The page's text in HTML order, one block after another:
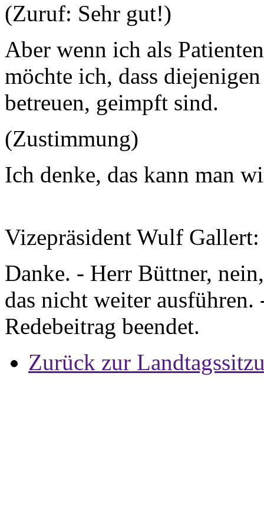
(Zuruf: Sehr gut!)
Aber wenn ich als
möchte ich, dass
betreuen, geimpft sind.
(Zustimmung)
Ich denke, das kann man
Vizepräsident Wulf Gallert:
Danke. - Herr Büttner,
das nicht weiter
Redebeitrag beendet.
Zurück zur